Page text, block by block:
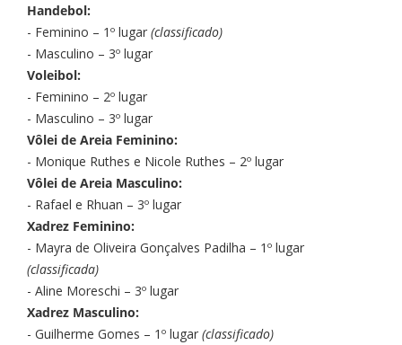
Handebol:
- Feminino – 1º lugar (classificado)
- Masculino – 3º lugar
Voleibol:
- Feminino – 2º lugar
- Masculino – 3º lugar
Vôlei de Areia Feminino:
- Monique Ruthes e Nicole Ruthes – 2º lugar
Vôlei de Areia Masculino:
- Rafael e Rhuan – 3º lugar
Xadrez Feminino:
- Mayra de Oliveira Gonçalves Padilha – 1º lugar
(classificada)
- Aline Moreschi – 3º lugar
Xadrez Masculino:
- Guilherme Gomes – 1º lugar (classificado)